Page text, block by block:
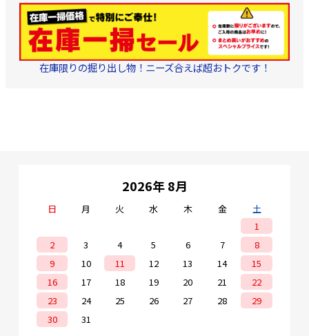
在庫限りの掘り出し物！ニーズ合えば超おトクです！
2026年 8月
日 月 火 水 木 金
土
1
2
3 4 5 6 7
8
9
10 11 12 13 14
15
16
17 18 19 20 21
22
23
24 25 26 27 28
29
30
31